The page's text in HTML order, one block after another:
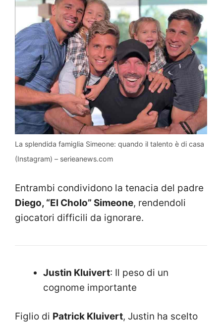
La splendida famiglia Simeone: quando il talento è di casa
(Instagram) – serieanews.com
Entrambi condividono la tenacia del padre
Diego, “El Cholo” Simeone, rendendoli
giocatori difficili da ignorare.
Justin Kluivert: Il peso di un
cognome importante
Figlio di Patrick Kluivert, Justin ha scelto